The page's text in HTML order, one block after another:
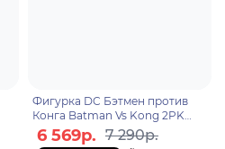
Фигурка DC Бэтмен против
Конга Batman Vs Kong 2PK
138627
6 569р. 7 290р.